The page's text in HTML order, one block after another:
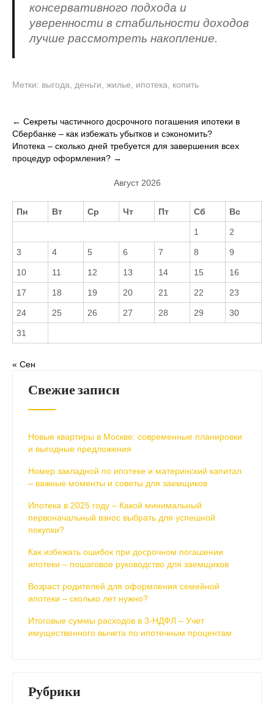
консервативного подхода и
уверенности в стабильности доходов
лучше рассмотреть накопление.
Метки: выгода деньги жилье ипотека копить
Навигация
по
записям
← Секреты частичного досрочного погашения ипотеки в
Сбербанке – как избежать убытков и сэкономить?
Ипотека – сколько дней требуется для завершения всех
процедур оформления? →
Август 2026
Пн Вт Ср Чт Пт Сб Вс
1 2
3 4 5 6 7 8 9
10 11 12 13 14 15 16
17 18 19 20 21 22 23
24 25 26 27 28 29 30
31
« Сен
Свежие записи
Новые квартиры в Москве: современные планировки
и выгодные предложения
Номер закладной по ипотеке и материнский капитал
– важные моменты и советы для заемщиков
Ипотека в 2025 году – Какой минимальный
первоначальный взнос выбрать для успешной
покупки?
Как избежать ошибок при досрочном погашении
ипотеки – пошаговое руководство для заемщиков
Возраст родителей для оформления семейной
ипотеки – сколько лет нужно?
Итоговые суммы расходов в 3-НДФЛ – Учет
имущественного вычета по ипотечным процентам
Рубрики